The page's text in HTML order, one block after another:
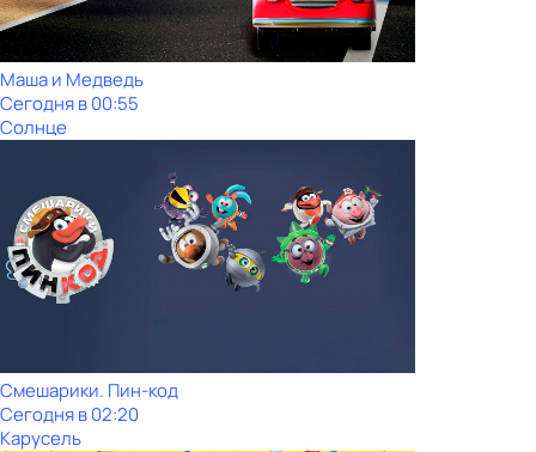
Маша и Медведь
Сегодня в 00:55
Солнце
Смешарики. Пин-код
Сегодня в 02:20
Карусель